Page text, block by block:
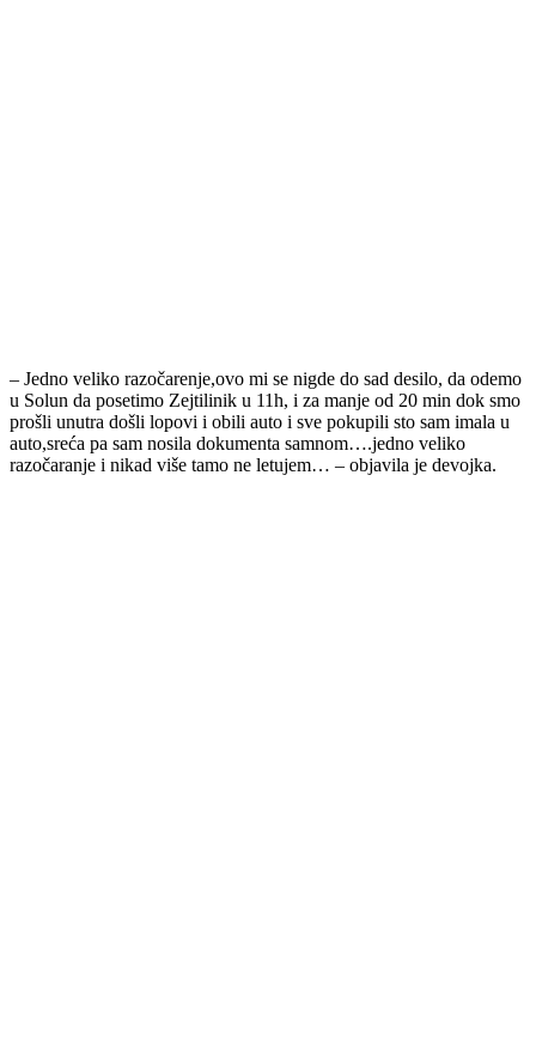
– Jedno veliko razočarenje,ovo mi se nigde do sad desilo, da odemo
u Solun da posetimo Zejtilinik u 11h, i za manje od 20 min dok smo
prošli unutra došli lopovi i obili auto i sve pokupili sto sam imala u
auto,sreća pa sam nosila dokumenta samnom….jedno veliko
razočaranje i nikad više tamo ne letujem… – objavila je devojka.